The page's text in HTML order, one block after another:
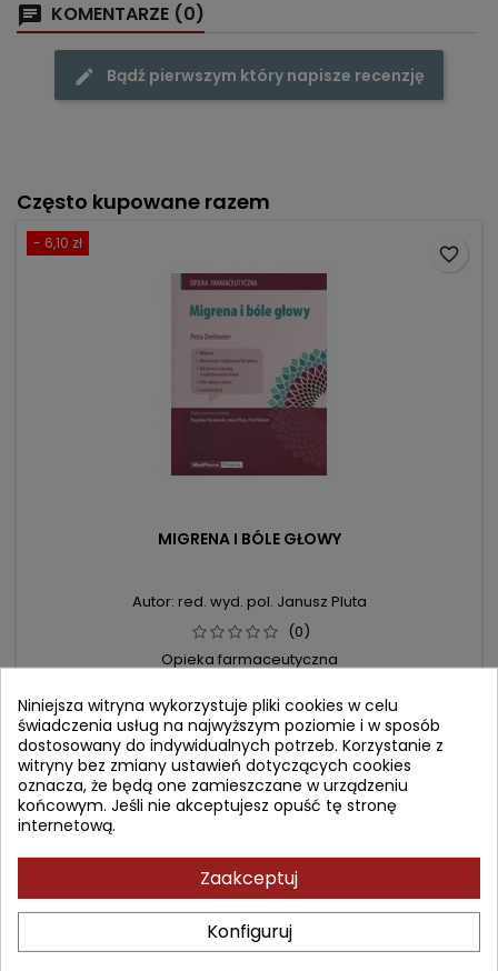
KOMENTARZE (0)
Bądź pierwszym który napisze recenzję
Często kupowane razem
- 6,10 zł
MIGRENA I BÓLE GŁOWY
Autor: red. wyd. pol. Janusz Pluta
(0)
Opieka farmaceutyczna
Cena
28,90 zł Cena
podstawowa
35,00 zł
 Dodaj do koszyka
favorite_border
- 6,10 zł
Niniejsza witryna wykorzystuje pliki cookies w celu
świadczenia usług na najwyższym poziomie i w sposób
dostosowany do indywidualnych potrzeb. Korzystanie z
witryny bez zmiany ustawień dotyczących cookies
oznacza, że będą one zamieszczane w urządzeniu
końcowym. Jeśli nie akceptujesz opuść tę stronę
internetową.
Zaakceptuj
Konfiguruj